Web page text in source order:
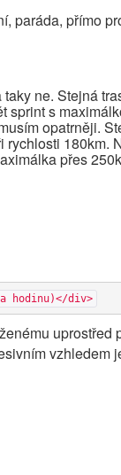
paráda, přímo
ne. Stejná
sprint s
opatrněji.
rychlosti 180km.
přes
hodinu)</div>
uprostřed
vzhledem